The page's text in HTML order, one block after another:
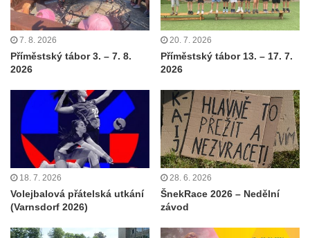
7. 8. 2026
Příměstský tábor 3. – 7. 8.
2026
20. 7. 2026
Příměstský tábor 13. – 17. 7.
2026
18. 7. 2026
Volejbalová přátelská utkání
(Varnsdorf 2026)
28. 6. 2026
ŠnekRace 2026 – Nedělní
závod